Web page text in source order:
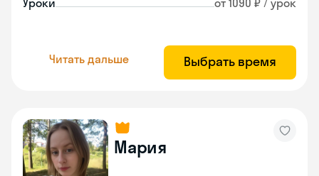
Уроки от 1090 ₽ / урок
Читать дальше Выбрать время
Мария